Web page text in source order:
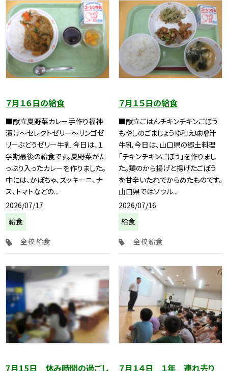
７月１６日の給食
■献立夏野菜カレー手作り福神
漬け～セレクトゼリー～リンゴゼ
リーぶどうゼリー牛乳 今日は、１
学期最後の給食です。夏野菜がた
っぷり入ったカレーを作りました。
中には、かぼちゃ、ズッキーニ、ナ
ス、トマトなどの...
2026/07/17
給食
全校 給食
７月１５日の給食
■献立ごはんチキンチキンごぼう
もやしのごまじょうゆ和え味噌汁
牛乳 今日は、山口県の郷土料理
「チキンチキンごぼう」を作りまし
た。鶏のから揚げと揚げたごぼう
を甘辛いたれでからめたものです。
山口県ではソウル...
2026/07/16
給食
全校給食
7月15日 休み時間の過ごし
７月１４日 １年 連れ去り